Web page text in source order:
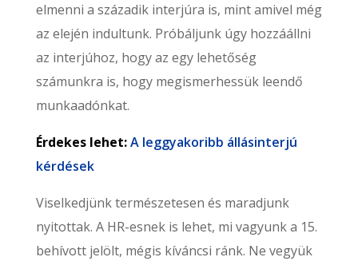
elmenni a századik interjúra is, mint amivel még
az elején indultunk. Próbáljunk úgy hozzáállni
az interjúhoz, hogy az egy lehetőség
számunkra is, hogy megismerhessük leendő
munkaadónkat.
Érdekes lehet:A leggyakoribb állásinterjú
kérdések
Viselkedjünk természetesen és maradjunk
nyitottak. A HR-esnek is lehet, mi vagyunk a 15.
behívott jelölt, mégis kíváncsi ránk. Ne vegyük